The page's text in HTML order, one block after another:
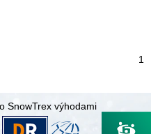
1
SnowTrex výhodami